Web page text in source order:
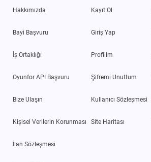
Hakkımızda
Bayi Başvuru
İş Ortaklığı
Oyunfor API Başvuru
Bize Ulaşın
Kişisel Verilerin Korunması
İlan Sözleşmesi
Kayıt Ol
Giriş Yap
Profilim
Şifremi Unuttum
Kullanıcı Sözleşmesi
Site Haritası